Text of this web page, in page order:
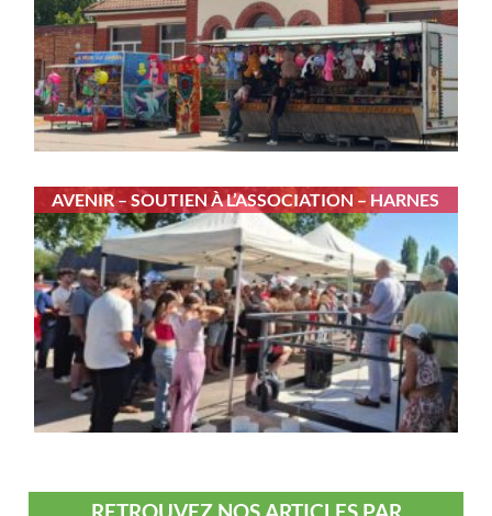
AVENIR – SOUTIEN À L’ASSOCIATION – HARNES